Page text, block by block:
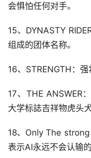
会惧怕任何对手。
15、DYNASTY
组成的团体名称。
16、STRENGTH：强
17、THE ANSWER
大学标誌吉祥物虎头犬
18、Only The
表示AI永远不会认输的